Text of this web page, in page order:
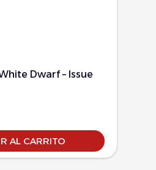
Dwarf – Issue
AL CARRITO